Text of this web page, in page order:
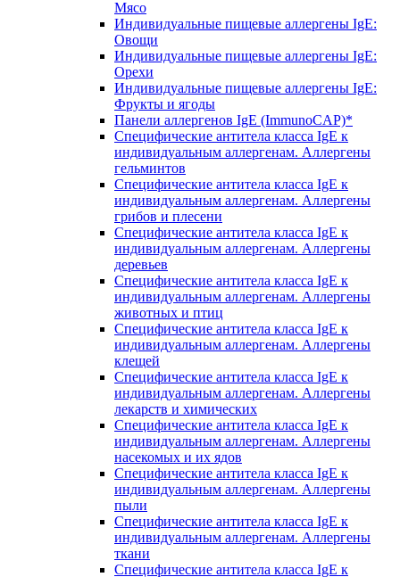
Мясо
Индивидуальные пищевые аллергены IgE:
Овощи
Индивидуальные пищевые аллергены IgE:
Орехи
Индивидуальные пищевые аллергены IgE:
Фрукты и ягоды
Панели аллергенов IgE (ImmunoCAP)*
Специфические антитела класса IgE к
индивидуальным аллергенам. Аллергены
гельминтов
Специфические антитела класса IgE к
индивидуальным аллергенам. Аллергены
грибов и плесени
Специфические антитела класса IgE к
индивидуальным аллергенам. Аллергены
деревьев
Специфические антитела класса IgE к
индивидуальным аллергенам. Аллергены
животных и птиц
Специфические антитела класса IgE к
индивидуальным аллергенам. Аллергены
клещей
Специфические антитела класса IgE к
индивидуальным аллергенам. Аллергены
лекарств и химических
Специфические антитела класса IgE к
индивидуальным аллергенам. Аллергены
насекомых и их ядов
Специфические антитела класса IgE к
индивидуальным аллергенам. Аллергены
пыли
Специфические антитела класса IgE к
индивидуальным аллергенам. Аллергены
ткани
Специфические антитела класса IgE к